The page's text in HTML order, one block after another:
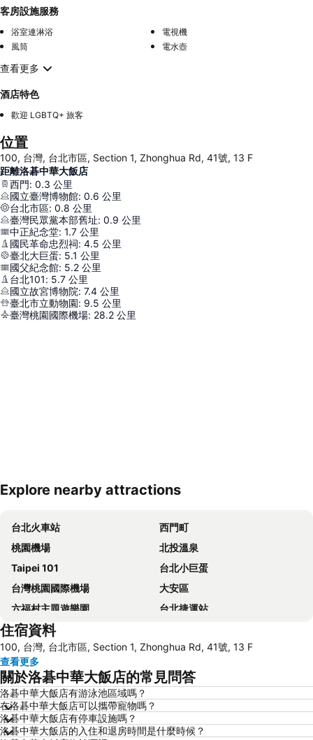
客房設施服務
浴室連淋浴
電視機
風筒
電水壺
查看更多
酒店特色
歡迎 LGBTQ+ 旅客
位置
100, 台灣, 台北市區, Section 1, Zhonghua Rd, 41號, 13 F
距離洛碁中華大飯店
西門: 0.3 公里
國立臺灣博物館: 0.6 公里
台北市區: 0.8 公里
臺灣民眾黨本部舊址: 0.9 公里
中正紀念堂: 1.7 公里
國民革命忠烈祠: 4.5 公里
臺北大巨蛋: 5.1 公里
國父紀念館: 5.2 公里
台北101: 5.7 公里
國立故宮博物院: 7.4 公里
臺北市立動物園: 9.5 公里
臺灣桃園國際機場: 28.2 公里
展開地圖
Explore nearby attractions
台北火車站
西門町
桃園機場
北投溫泉
Taipei 101
台北小巨蛋
台灣桃園國際機場
大安區
六福村主題遊樂園
台北捷運站
桃園高鐵站
新北投
烏來溫泉
陽明山
捷運中山站
捷運忠孝敦化站
大安森林公園
捷運忠孝復興站
內湖區
士林夜市
中正紀念堂
住宿資料
100, 台灣, 台北市區, Section 1, Zhonghua Rd, 41號, 13 F
查看更多
關於洛碁中華大飯店的常見問答
洛碁中華大飯店有游泳池區域嗎？
在洛碁中華大飯店可以攜帶寵物嗎？
洛碁中華大飯店有停車設施嗎？
洛碁中華大飯店的入住和退房時間是什麼時候？